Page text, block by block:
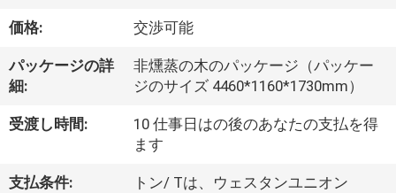
企
業
価格: 交渉可能
パッケージの詳
細:
非燻蒸の木のパッケージ（パッケー
ジのサイズ 4460*1160*1730mm）
受渡し時間:
10 仕事日はの後のあなたの支払を得
ます
支払条件: トン/ Tは、ウェスタンユニオン